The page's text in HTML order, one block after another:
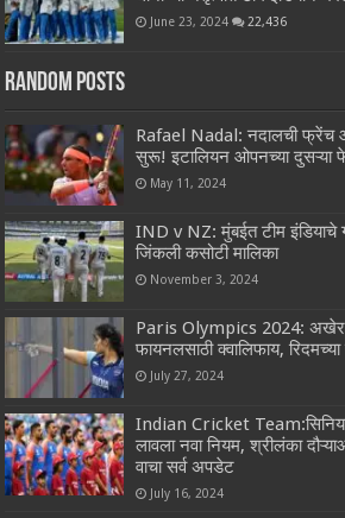
June 23, 2024 22,436
Random Posts
Rafael Nadal: नदालची फ्रेंच
सुरू! इटालियन ओपनच्या दुसऱ्या
May 11, 2024
IND v NZ: मुंबईत टीम इंडियाचे
जिंकली कसोटी मालिका
November 3, 2024
Paris Olympics 2024: अखेर
फायनलसाठी क्वालिफाय,
July 27, 2024
Indian Cricket
लावला नवा नियम, श्रीलंका
वाचा सर्व अपडेट
July 16, 2024